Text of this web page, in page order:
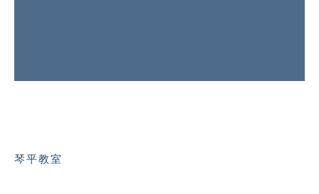
琴平教室